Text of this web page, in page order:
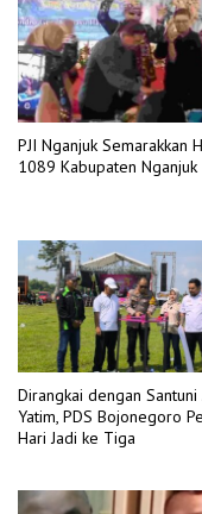
PJI Nganjuk Semarakkan
1089 Kabupaten Nganjuk
Dirangkai dengan Santuni
Yatim, PDS Bojonegoro
Hari Jadi ke Tiga